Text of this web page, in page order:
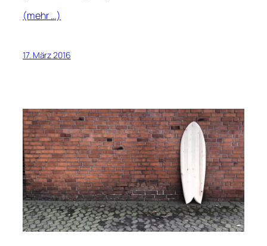
(mehr …)
17. März 2016